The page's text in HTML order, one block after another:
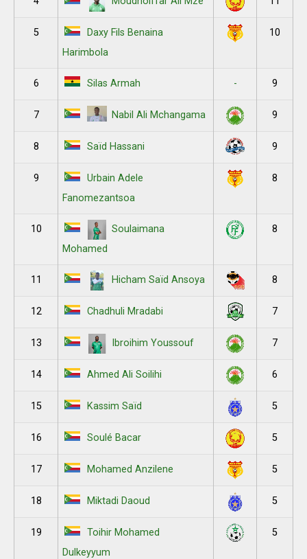
5
Daxy Fils Benaina
Harimbola
10
6 Silas Armah - 9
7 Nabil Ali Mchangama 9
8 Saïd Hassani 9
9
Urbain Adele
Fanomezantsoa
8
10
Soulaimana
Mohamed
8
11 Hicham Saïd Ansoya 8
12 Chadhuli Mradabi 7
13 Ibroihim Youssouf 7
14 Ahmed Ali Soilihi 6
15 Kassim Saïd 5
16 Soulé Bacar 5
17 Mohamed Anzilene 5
18 Miktadi Daoud 5
19
Toihir Mohamed
Dulkeyyum
5